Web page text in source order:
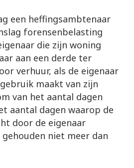
een heffingsambtenaar
forensenbelasting
die zijn woning
aan een derde ter
verhuur, als de eigenaar
maakt van zijn
van het aantal dagen
aantal dagen waarop de
door de eigenaar
niet meer dan